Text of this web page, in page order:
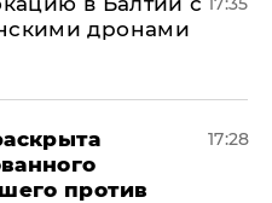
дронами
против
17:28